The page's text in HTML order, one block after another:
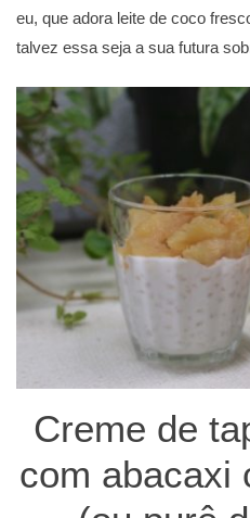
eu, que adora leite de coco
talvez essa seja a sua futura
Creme de
com abacaxi